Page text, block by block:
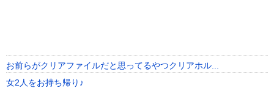
お前らがクリアファイルだと思ってるやつクリアホル...
女2人をお持ち帰り♪